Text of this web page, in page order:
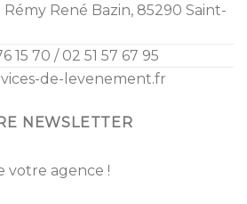
Rémy René Bazin, 85290 Saint-
15 70 / 02 51 57 67 95
de-levenement.fr
NEWSLETTER
votre agence !